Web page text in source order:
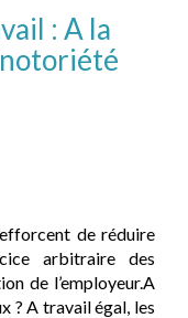
: A la
notoriété
de réduire
arbitraire des
de l’employeur.A
? A travail égal, les